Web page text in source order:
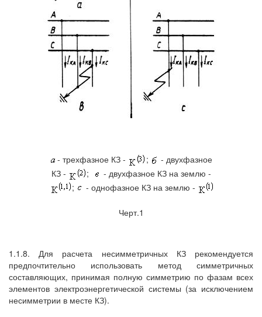
- трехфазное КЗ - ;
- двухфазное
КЗ -
;
- двухфазное КЗ на землю -
;
- однофазное КЗ на землю -
Черт.1
1.1.8. Для расчета несимметричных КЗ рекомендуется
предпочтительно использовать метод симметричных
составляющих, принимая полную симметрию по фазам всех
элементов электроэнергетической системы (за исключением
несимметрии в месте КЗ).